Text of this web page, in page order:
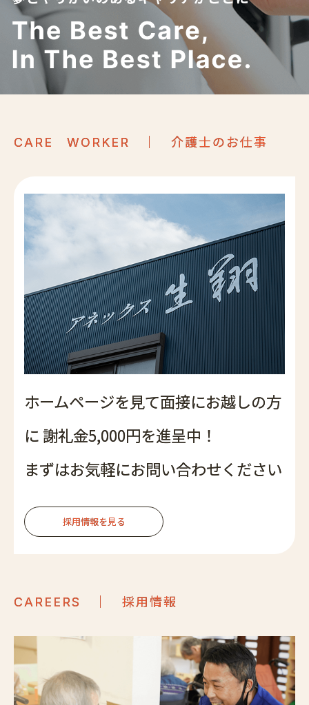
CARE WORKER ｜ 介護士のお仕事
ホームページを見て面接にお越しの方
に 謝礼金5,000円を進呈中！
まずはお気軽にお問い合わせください
採用情報を見る
CAREERS ｜ 採用情報